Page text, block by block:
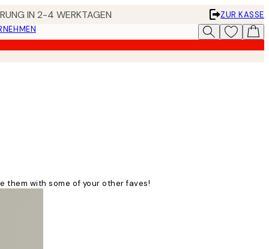
IN 2-4 WERKTAGEN
ZUR KASSE
them with some of your other faves!